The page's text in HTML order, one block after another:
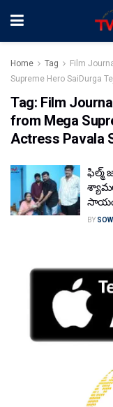
Home Tag
Film
Supreme Hero SaiDurga
Tag: Film
from Mega
Actress Pavala
ఫిల్మ్
BY